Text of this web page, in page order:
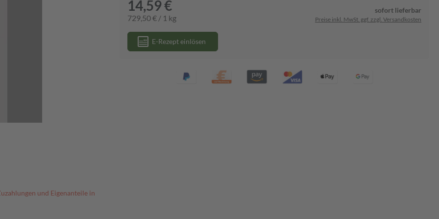
und Eigenanteile in
14,59 €
729,50 € / 1 kg
sofort lieferbar
Preise inkl. MwSt. ggf. zzgl. Versandkosten
E-Rezept einlösen